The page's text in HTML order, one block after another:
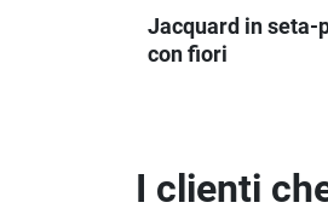
Jacquard in seta-
con fiori
I clienti